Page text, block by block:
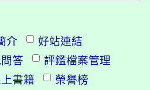
介
好站連結
答
評鑑檔案管理
書籍
榮譽榜